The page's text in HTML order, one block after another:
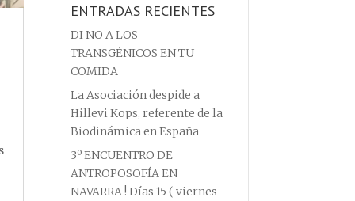
ENTRADAS RECIENTES
DI NO A LOS
TRANSGÉNICOS EN TU
COMIDA
La Asociación despide a
Hillevi Kops, referente de la
Biodinámica en España
3º ENCUENTRO DE
ANTROPOSOFÍA EN
NAVARRA ! Días 15 ( viernes